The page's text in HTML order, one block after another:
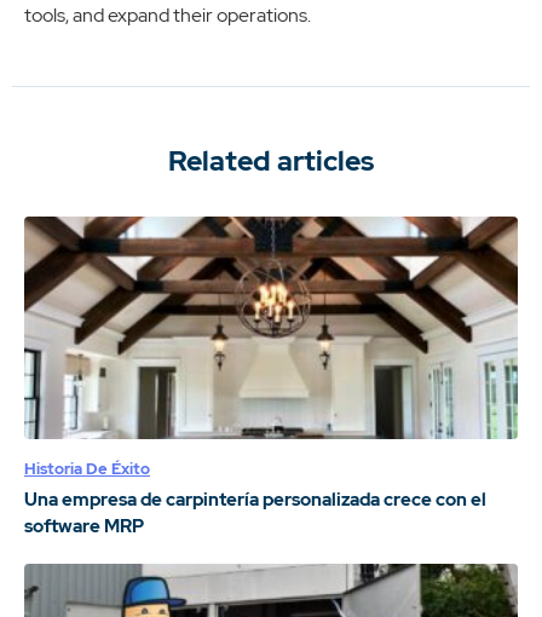
tools, and expand their operations.
Related articles
Historia De Éxito
Una empresa de carpintería personalizada crece con el
software MRP